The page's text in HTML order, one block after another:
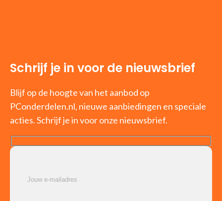
Schrijf je in voor de nieuwsbrief
Blijf op de hoogte van het aanbod op
PConderdelen.nl, nieuwe aanbiedingen en speciale
acties. Schrijf je in voor onze nieuwsbrief.